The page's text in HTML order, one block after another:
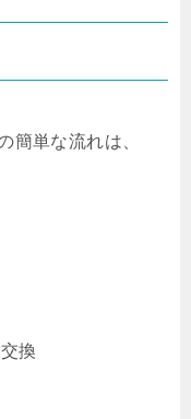
簡単な流れは、
換